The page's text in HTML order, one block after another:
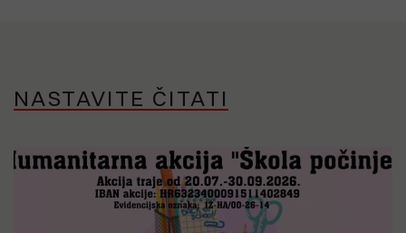
NASTAVITE ČITATI